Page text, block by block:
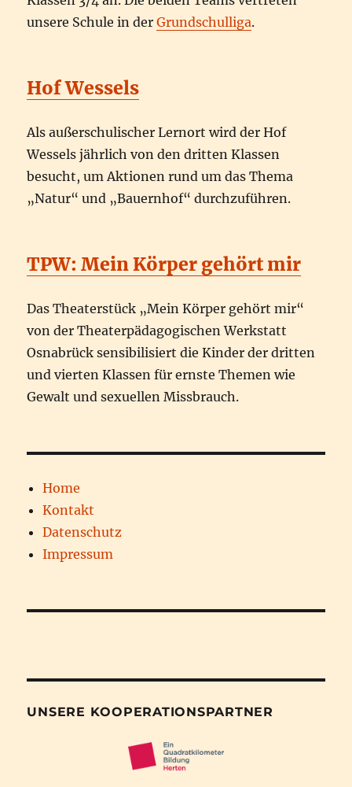
unsere Schule in derGrundschulliga.
Hof Wessels
Als außerschulischer Lernort wird der Hof
Wessels jährlich von den dritten Klassen
besucht, um Aktionen rund um das Thema
„Natur“ und „Bauernhof“ durchzuführen.
TPW: Mein Körper gehört mir
Das Theaterstück „Mein Körper gehört mir“
von der Theaterpädagogischen Werkstatt
Osnabrück sensibilisiert die Kinder der dritten
und vierten Klassen für ernste Themen wie
Gewalt und sexuellen Missbrauch.
Home
Kontakt
Datenschutz
Impressum
UNSERE KOOPERATIONSPARTNER